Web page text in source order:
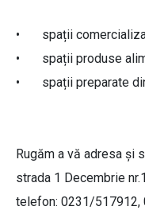
• spații
• spații
• spații
Rugăm a vă adresa și
strada 1 Decembrie
telefon: 0231/517912,